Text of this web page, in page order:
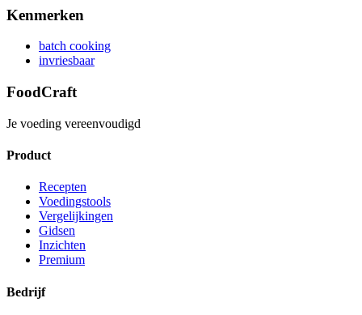
Kenmerken
batch cooking
invriesbaar
FoodCraft
Je voeding vereenvoudigd
Product
Recepten
Voedingstools
Vergelijkingen
Gidsen
Inzichten
Premium
Bedrijf